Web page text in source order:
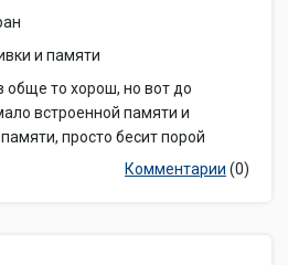
и памяти
обще то хорош, но вот до
встроенной памяти и
просто бесит порой
Комментарии (0)